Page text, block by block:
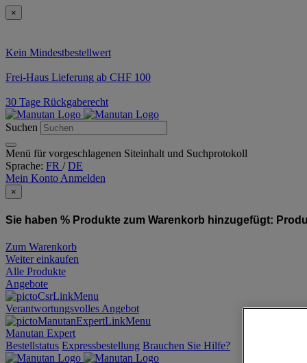
×
Kein Mindestbestellwert
Frei-Haus Lieferung ab CHF 100
30 Tage Rückgaberecht
Suchen
Menü für vorgeschlagenen Siteinhalt und Suchprotokoll
Sprache: FR /DE
Mein Konto Anmelden
×
Sie haben % Produkte zum Warenkorb hinzugefügt:
Zum Warenkorb
Weiter einkaufen
Alle Produkte
Angebote
Verantwortungsvolles Angebot
Manutan Expert
Bestellstatus Expressbestellung Brauchen Sie Hilfe?